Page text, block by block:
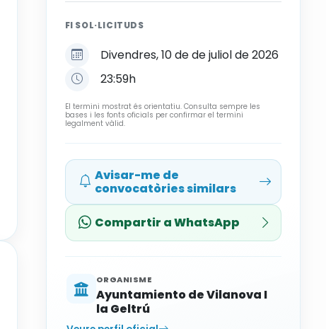
FI SOL·LICITUDS
Divendres, 10 de de juliol de 2026
23:59h
El termini mostrat és orientatiu. Consulta sempre les
bases i les fonts oficials per confirmar el termini
legalment vàlid.
Avisar-me de
convocatòries similars
Compartir a WhatsApp
ORGANISME
Ayuntamiento de Vilanova I
la Geltrú